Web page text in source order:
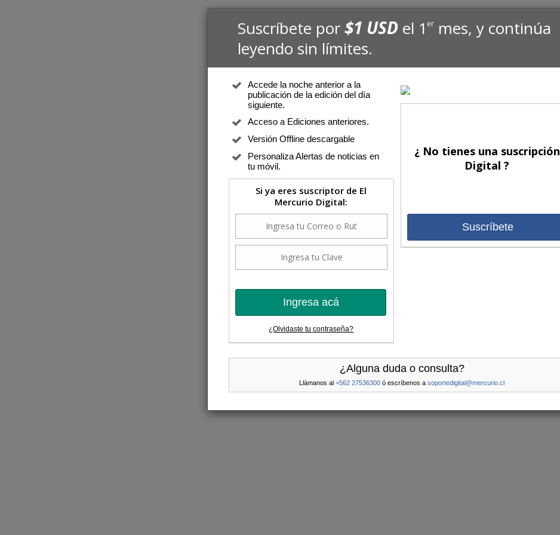
Suscríbete por$1 USD el 1er mes, y continúa
leyendo sin límites.
Accede la noche anterior a la
publicación de la edición del día
siguiente.
Acceso a Ediciones anteriores.
Versión Offline descargable
Personaliza Alertas de noticias en
tu móvil.
Si ya eres suscriptor de El
Mercurio Digital:
Ingresa acá
¿Olvidaste tu contraseña?
¿ No tienes una suscripción
Digital ?
Suscríbete
¿Alguna duda o consulta?
Llámanos al +562 27536300 ó escríbenos a soportedigital@mercurio.cl